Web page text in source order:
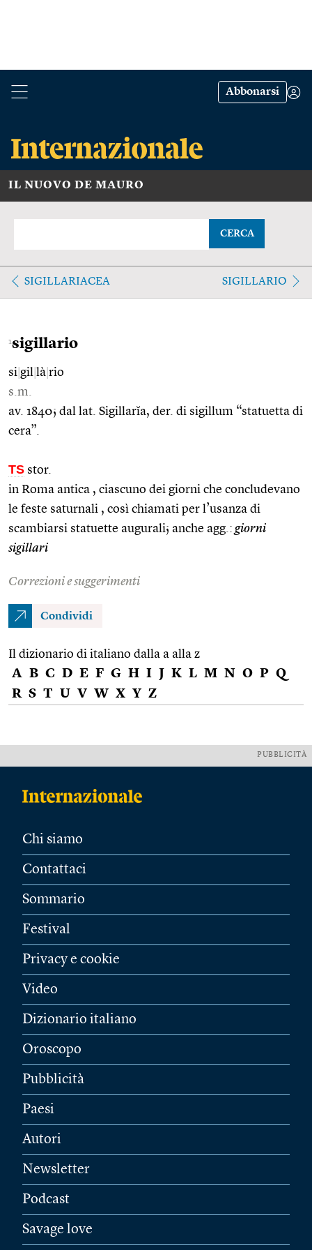
Abbonarsi
IL NUOVO DE MAURO
CERCA
SIGILLARIACEA SIGILLARIO
1sigillario
si gil là rio
s.m.
av. 1840; dal lat. Sigillarĭa, der. di sigillum “statuetta di
cera”.
TS stor.
in Roma antica , ciascuno dei giorni che concludevano
le feste saturnali , così chiamati per l’usanza di
scambiarsi statuette augurali; anche agg.: giorni
sigillari
Correzioni e suggerimenti
Condividi
Il dizionario di italiano dalla a alla z
A B C D E F G H I J K L M N O P Q
R S T U V W X Y Z
PUBBLICITÀ
Chi siamo
Contattaci
Sommario
Festival
Privacy e cookie
Video
Dizionario italiano
Oroscopo
Pubblicità
Paesi
Autori
Newsletter
Podcast
Savage love